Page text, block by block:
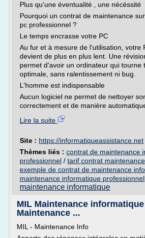
Plus qu'une éventualité , une nécéssité
Pourquoi un contrat de maintenance
pc professionnel ?
Le temps encrasse votre PC
Au fur et à mesure de l'utilisation, votre
devient de plus en plus lent. Une
permet d'avoir un ordinateur qui tourne
optimale, sans ralentissement ni bug.
L'homme est indispensable
Aucun logiciel ne permet de nettoyer
correctement et de manière
Lire la suite
Site : https://informatiqueassistance.net
Thèmes liés : contrat de maintenance
professionnel / tarif contrat
exemple de contrat de maintenance
maintenance informatique professionnel
maintenance informatique
MIL Maintenance informatique
Maintenance ...
MIL - Maintenance Info